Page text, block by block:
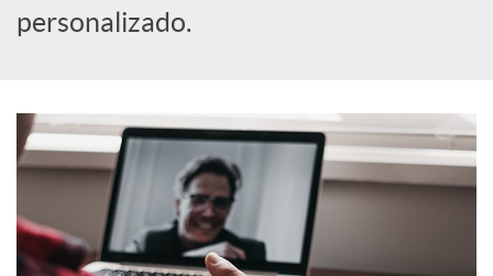
o
r
d
e
personalizado.